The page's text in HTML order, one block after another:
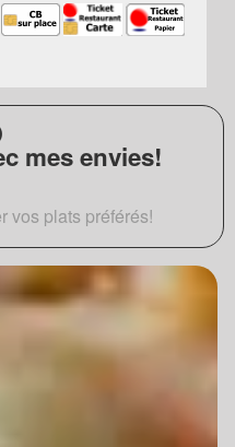
mes envies!
vos plats préférés!